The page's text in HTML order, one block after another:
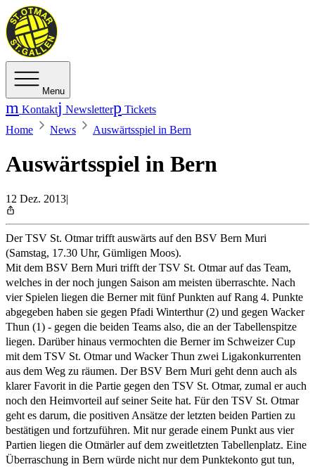
Menu
Kontakt Newsletter
Tickets
Home
News Auswärtsspiel in Bern
Auswärtsspiel in Bern
12 Dez. 2013|
Der TSV St. Otmar trifft auswärts auf den BSV Bern Muri
(Samstag, 17.30 Uhr, Gümligen Moos).
Mit dem BSV Bern Muri trifft der TSV St. Otmar auf das Team,
welches in der noch jungen Saison am meisten überraschte. Nach
vier Spielen liegen die Berner mit fünf Punkten auf Rang 4. Punkte
abgegeben haben sie gegen Pfadi Winterthur (2) und gegen Wacker
Thun (1) - gegen die beiden Teams also, die an der Tabellenspitze
liegen. Darüber hinaus vermochten die Berner im Schweizer Cup
mit dem TSV St. Otmar und Wacker Thun zwei Ligakonkurrenten
aus dem Weg zu räumen. Der BSV Bern Muri geht denn auch als
klarer Favorit in die Partie gegen den TSV St. Otmar, zumal er auch
noch den Heimvorteil auf seiner Seite hat. Für den TSV St. Otmar
geht es darum, die positiven Ansätze der letzten beiden Partien zu
bestätigen und fortzuführen. Mit nur gerade einem Punkt aus vier
Partien liegen die Otmärler auf dem zweitletzten Tabellenplatz. Eine
Überraschung in Bern würde nicht nur dem Punktekonto gut tun,